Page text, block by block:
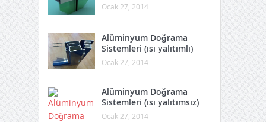
Ocak 27, 2014
Alüminyum Doğrama
Sistemleri (ısı yalıtımlı)
Ocak 27, 2014
Alüminyum Doğrama
Sistemleri (ısı yalıtımsız)
Ocak 27, 2014